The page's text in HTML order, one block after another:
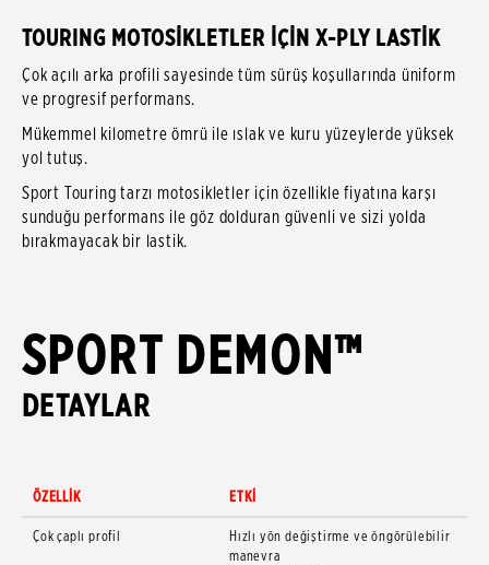
TOURING MOTOSİKLETLER İÇİN X-PLY LASTİK
Çok açılı arka profili sayesinde tüm sürüş koşullarında üniform
ve progresif performans.
Mükemmel kilometre ömrü ile ıslak ve kuru yüzeylerde yüksek
yol tutuş.
Sport Touring tarzı motosikletler için özellikle fiyatına karşı
sunduğu performans ile göz dolduran güvenli ve sizi yolda
bırakmayacak bir lastik.
SPORT DEMON™
DETAYLAR
ÖZELLİK ETKİ
Çok çaplı profil
Hızlı yön değiştirme ve öngörülebilir
manevra